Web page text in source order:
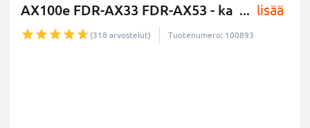
AX100e FDR-AX33 FDR-AX53 - ka ... lisää
(318 arvostelut) Tuotenumero: 100893